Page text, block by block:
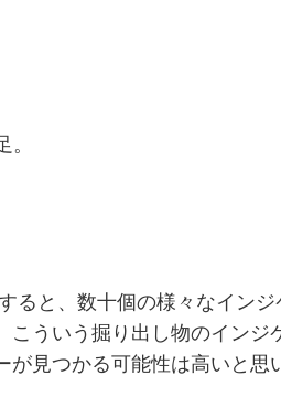
ると、数十個の様々なイン
こういう掘り出し物のイン
が見つかる可能性は高いと思